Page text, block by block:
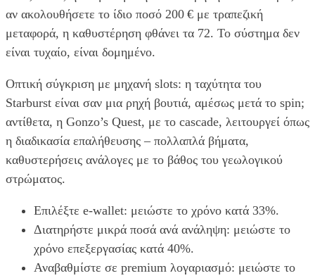
αν ακολουθήσετε το ίδιο ποσό 200 € με τραπεζική
μεταφορά, η καθυστέρηση φθάνει τα 72. Το σύστημα δεν
είναι τυχαίο, είναι δομημένο.
Οπτική σύγκριση με μηχανή slots: η ταχύτητα του
Starburst είναι σαν μια ρηχή βουτιά, αμέσως μετά το spin;
αντίθετα, η Gonzo’s Quest, με το cascade, λειτουργεί όπως
η διαδικασία επαλήθευσης – πολλαπλά βήματα,
καθυστερήσεις ανάλογες με το βάθος του γεωλογικού
στρώματος.
Επιλέξτε e-wallet: μειώστε το χρόνο κατά 33%.
Διατηρήστε μικρά ποσά ανά ανάληψη: μειώστε το
χρόνο επεξεργασίας κατά 40%.
Αναβαθμίστε σε premium λογαριασμό: μειώστε το